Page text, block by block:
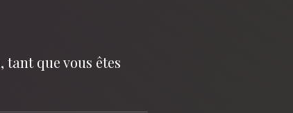
, tant que vous êtes